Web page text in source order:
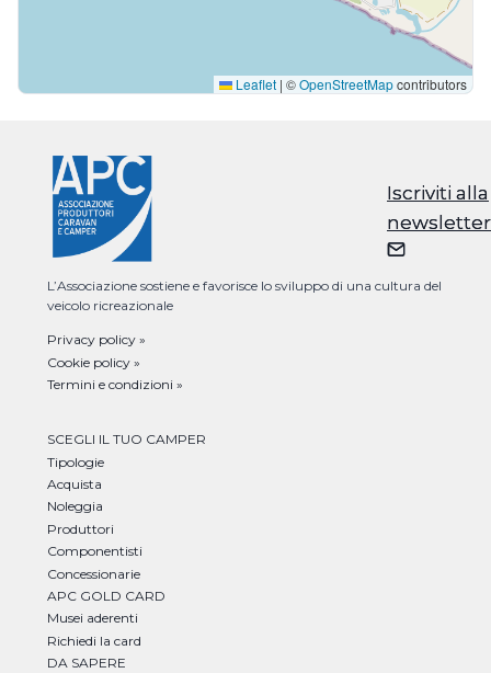
Iscriviti alla
newsletter
Leaflet | ©OpenStreetMapcontributors
L’Associazione sostiene e favorisce lo sviluppo di una cultura del
veicolo ricreazionale
Privacy policy »
Cookie policy »
Termini e condizioni »
SCEGLI IL TUO CAMPER
Tipologie
Acquista
Noleggia
Produttori
Componentisti
Concessionarie
APC GOLD CARD
Musei aderenti
Richiedi la card
DA SAPERE
Iscriviti alla
newsletter